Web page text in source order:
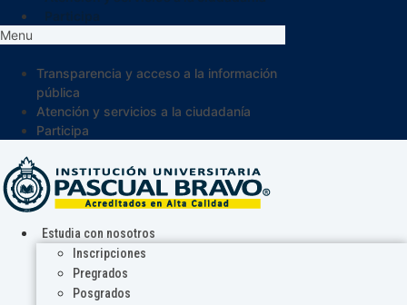
Menu
Transparencia y acceso a la información
pública
Atención y servicios a la ciudadanía
Participa
Estudia con nosotros
Inscripciones
Pregrados
Posgrados